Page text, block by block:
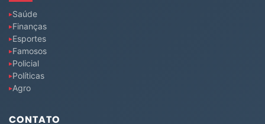
Saúde
Finanças
Esportes
Famosos
Policial
Políticas
Agro
CONTATO